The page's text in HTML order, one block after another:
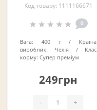
Код товару: 1111166671
0
Вага: 400 г
Країна
виробник:
Чехія
Клас
корму: Супер преміум
249грн
- +